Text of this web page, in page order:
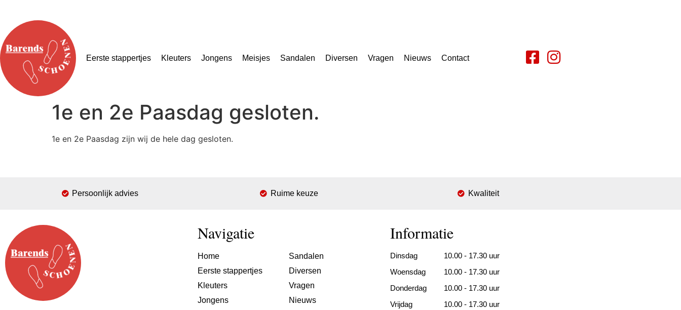
Eerste stappertjes Kleuters Jongens Meisjes Sandalen Diversen Vragen Nieuws Contact
1e en 2e Paasdag gesloten.
1e en 2e Paasdag zijn wij de hele dag gesloten.
Persoonlijk advies Ruime keuze Kwaliteit
Navigatie
Home
Eerste stappertjes
Kleuters
Jongens
Sandalen
Diversen
Vragen
Nieuws
Informatie
Dinsdag
10.00 - 17.30 uur
Woensdag
10.00 - 17.30 uur
Donderdag
10.00 - 17.30 uur
Vrijdag
10.00 - 17.30 uur